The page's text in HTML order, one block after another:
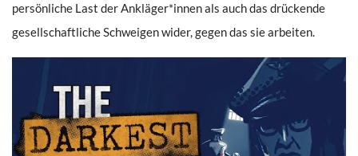
persönliche Last der Ankläger*innen als auch das drückende
gesellschaftliche Schweigen wider, gegen das sie arbeiten.